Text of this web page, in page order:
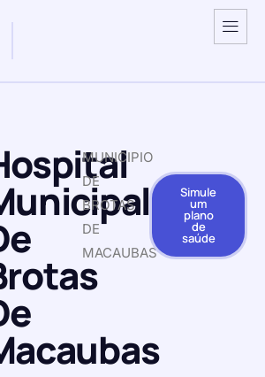
MUNICIPIO
DE
BROTAS
DE
MACAUBAS
Simule
um
plano
de
saúde